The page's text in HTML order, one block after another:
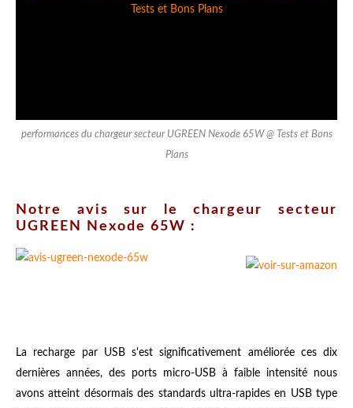
performances du chargeur secteur UGREEN Nexode 65W @ Tests et Bons
Plans
Notre avis sur le chargeur secteur
UGREEN Nexode 65W :
La recharge par USB s'est significativement améliorée ces dix
dernières années, des ports micro-USB à faible intensité nous
avons atteint désormais des standards ultra-rapides en USB type